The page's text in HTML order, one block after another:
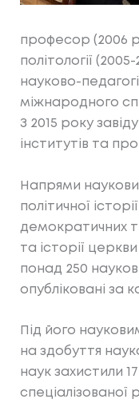
професор (2006
політології
науково-
міжнародного
З 2015 року
інститутів та
Напрями
політичної
демократичних
та історії
понад 250
опубліковані за
Під його
на здобуття
наук захистили
спеціалізованої